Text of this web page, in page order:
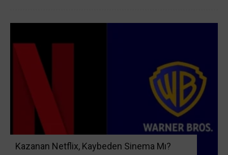
Kazanan Netflix, Kaybeden Sinema Mı?